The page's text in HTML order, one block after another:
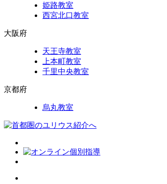
姫路教室
西宮北口教室
大阪府
天王寺教室
上本町教室
千里中央教室
京都府
烏丸教室